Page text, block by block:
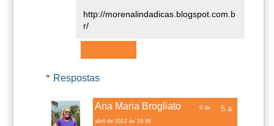
http://morenalindadicas.blogspot.com.b
r/
Respostas
Ana Maria Brogliato 9 de
abril de 2012 às 16:46